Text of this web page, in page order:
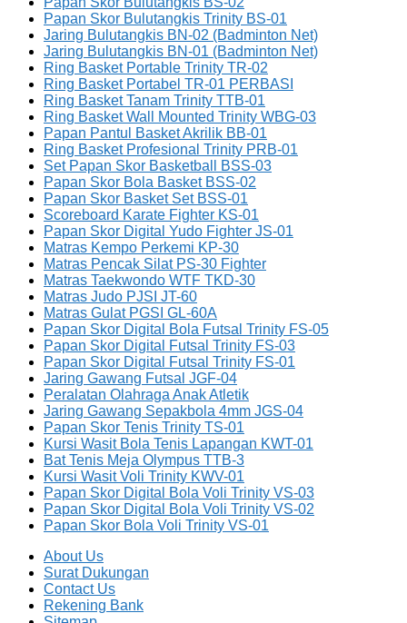
Papan Skor Bulutangkis Trinity BS-01
Jaring Bulutangkis BN-02 (Badminton Net)
Jaring Bulutangkis BN-01 (Badminton Net)
Ring Basket Portable Trinity TR-02
Ring Basket Portabel TR-01 PERBASI
Ring Basket Tanam Trinity TTB-01
Ring Basket Wall Mounted Trinity WBG-03
Papan Pantul Basket Akrilik BB-01
Ring Basket Profesional Trinity PRB-01
Set Papan Skor Basketball BSS-03
Papan Skor Bola Basket BSS-02
Papan Skor Basket Set BSS-01
Scoreboard Karate Fighter KS-01
Papan Skor Digital Yudo Fighter JS-01
Matras Kempo Perkemi KP-30
Matras Pencak Silat PS-30 Fighter
Matras Taekwondo WTF TKD-30
Matras Judo PJSI JT-60
Matras Gulat PGSI GL-60A
Papan Skor Digital Bola Futsal Trinity FS-05
Papan Skor Digital Futsal Trinity FS-03
Papan Skor Digital Futsal Trinity FS-01
Jaring Gawang Futsal JGF-04
Peralatan Olahraga Anak Atletik
Jaring Gawang Sepakbola 4mm JGS-04
Papan Skor Tenis Trinity TS-01
Kursi Wasit Bola Tenis Lapangan KWT-01
Bat Tenis Meja Olympus TTB-3
Kursi Wasit Voli Trinity KWV-01
Papan Skor Digital Bola Voli Trinity VS-03
Papan Skor Digital Bola Voli Trinity VS-02
Papan Skor Bola Voli Trinity VS-01
About Us
Surat Dukungan
Contact Us
Rekening Bank